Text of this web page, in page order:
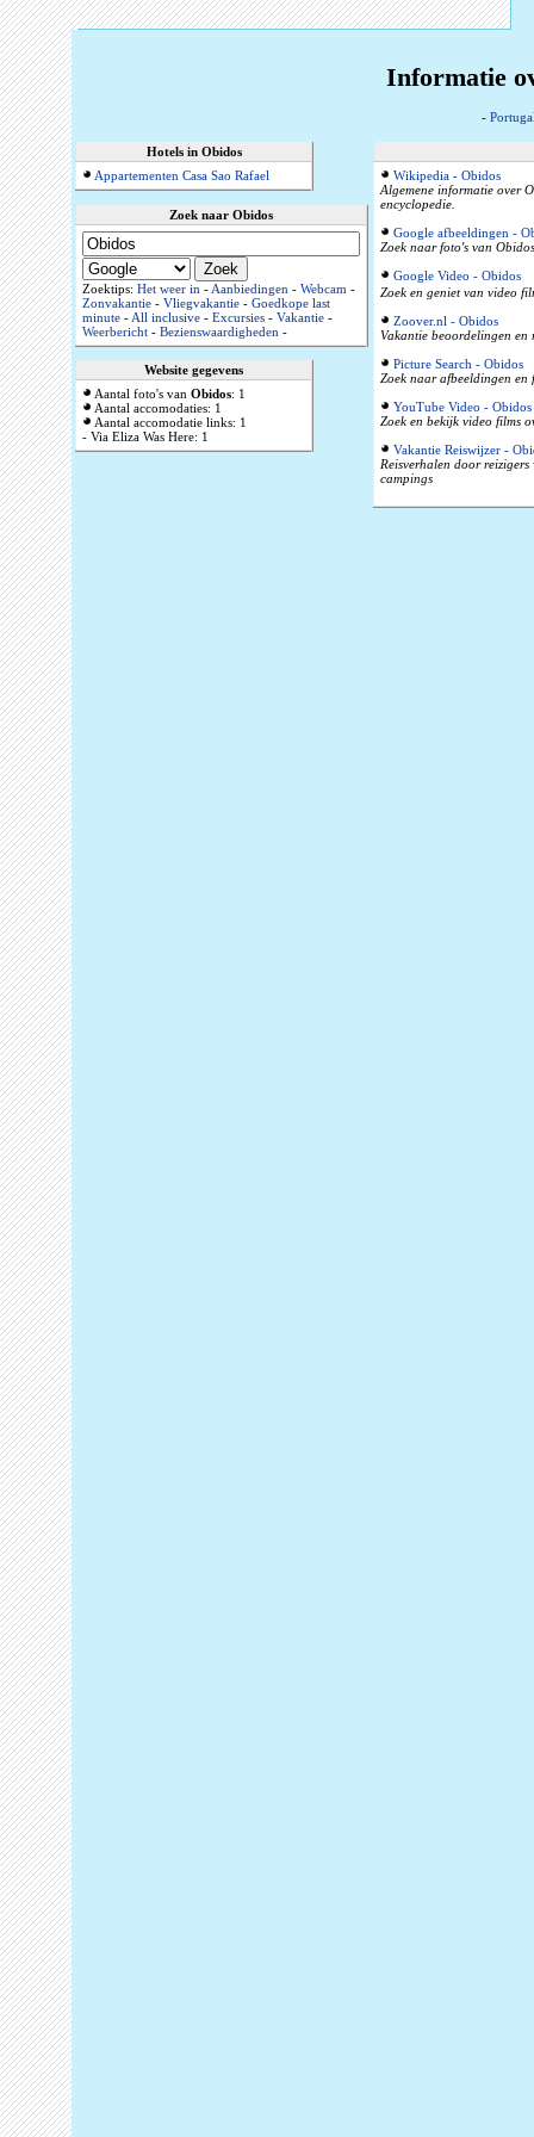
Informatie
-
Hotels in Obidos
Appartementen Casa Sao Rafael
Zoek naar Obidos
Zoektips: Het weer in -Aanbiedingen - Webcam -
Zonvakantie - Vliegvakantie - Goedkope last
minute -All inclusive - Excursies - Vakantie -
Weerbericht - Bezienswaardigheden -
Website gegevens
Aantal foto's van Obidos: 1
Aantal accomodaties: 1
Aantal accomodatie links: 1
- Via Eliza Was Here: 1
Wikipedia - Obidos
Algemene informatie over
encyclopedie.
Google afbeeldingen -
Zoek naar foto's van
Google Video - Obidos
Zoek en geniet van video
Zoover.nl - Obidos
Vakantie beoordelingen en
Picture Search - Obidos
Zoek naar afbeeldingen en
YouTube Video - Obidos
Zoek en bekijk video films
Vakantie Reiswijzer -
Reisverhalen door
campings